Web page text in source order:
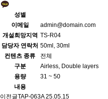
성별
이메일
admin@domain.com
개설희망지역 TS-R04
담당자 연락처 50ml, 30ml
컨텐츠 종류
전체
구분
Airless, Double layers
용량
31 ~ 50
내용
이전글TAP-063A 25.05.15